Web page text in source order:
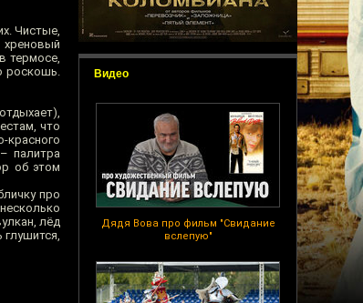
Видео
Дядя Вова про фильм "Свидание
вслепую"
Чистые,
термосе,
роскошь.
что
красного
палитра
об этом
про
лёд
глушится,